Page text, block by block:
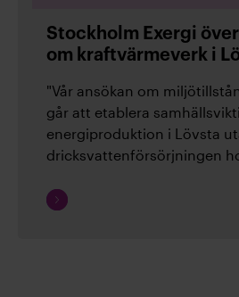
Arkiv
2025
Stockholm Exergi
om kraftvärmeverk i
"Vår ansökan om
går att etablera
energiproduktion i Lövsta
dricksvattenförsörjningen
Fortsätt